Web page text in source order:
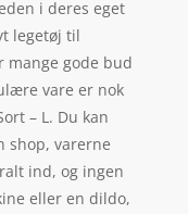
i deres eget
legetøj til
mange gode bud
vare er nok
– L. Du kan
shop, varerne
ind, og ingen
eller en dildo,